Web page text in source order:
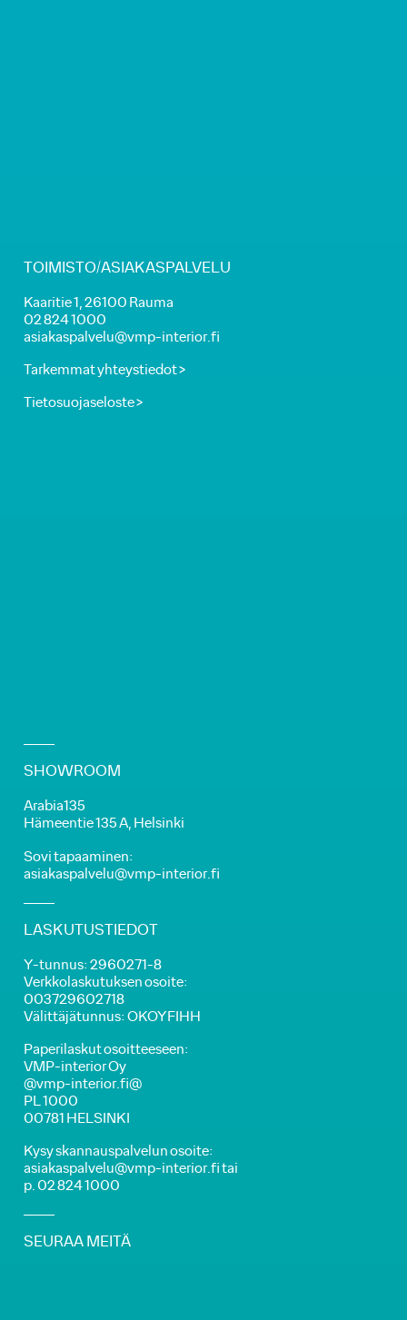
TOIMISTO/ASIAKASPALVELU
Kaaritie 1, 26100 Rauma
02 824 1000
asiakaspalvelu@vmp-interior.fi
Tarkemmat yhteystiedot >
Tietosuojaseloste >
SHOWROOM
Arabia135
Hämeentie 135 A, Helsinki
Sovi tapaaminen:
asiakaspalvelu@vmp-interior.fi
LASKUTUSTIEDOT
Y-tunnus: 2960271-8
Verkkolaskutuksen osoite:
003729602718
Välittäjätunnus: OKOYFIHH
Paperilaskut osoitteeseen:
VMP-interior Oy
@vmp-interior.fi@
PL 1000
00781 HELSINKI
Kysy skannauspalvelun osoite:
asiakaspalvelu@vmp-interior.fi tai
p. 02 824 1000
SEURAA MEITÄ